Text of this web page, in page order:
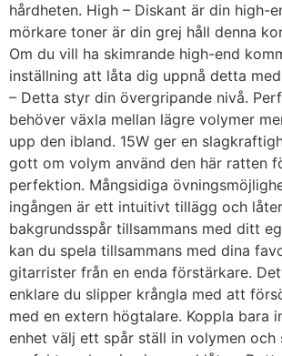
hårdheten. High – Diskant är din high-
mörkare toner är din grej håll denna
Om du vill ha skimrande high-end
inställning att låta dig uppnå detta
– Detta styr din övergripande nivå.
behöver växla mellan lägre volymer
upp den ibland. 15W ger en
gott om volym använd den här ratten
perfektion. Mångsidiga
ingången är ett intuitivt tillägg och
bakgrundsspår tillsammans med ditt
kan du spela tillsammans med dina
gitarrister från en enda förstärkare.
enklare du slipper krångla med att
med en extern högtalare. Koppla bara
enhet välj ett spår ställ in volymen och